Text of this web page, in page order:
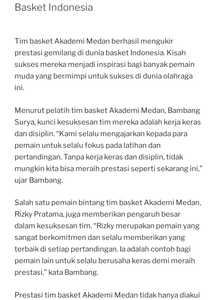
Basket Indonesia
Tim basket Akademi Medan berhasil mengukir
prestasi gemilang di dunia basket Indonesia. Kisah
sukses mereka menjadi inspirasi bagi banyak pemain
muda yang bermimpi untuk sukses di dunia olahraga
ini.
Menurut pelatih tim basket Akademi Medan, Bambang
Surya, kunci kesuksesan tim mereka adalah kerja keras
dan disiplin. “Kami selalu mengajarkan kepada para
pemain untuk selalu fokus pada latihan dan
pertandingan. Tanpa kerja keras dan disiplin, tidak
mungkin kita bisa meraih prestasi seperti sekarang ini,”
ujar Bambang.
Salah satu pemain bintang tim basket Akademi Medan,
Rizky Pratama, juga memberikan pengaruh besar
dalam kesuksesan tim. “Rizky merupakan pemain yang
sangat berkomitmen dan selalu memberikan yang
terbaik di setiap pertandingan. Ia adalah contoh bagi
pemain lain untuk selalu berusaha keras demi meraih
prestasi,” kata Bambang.
Prestasi tim basket Akademi Medan tidak hanya diakui